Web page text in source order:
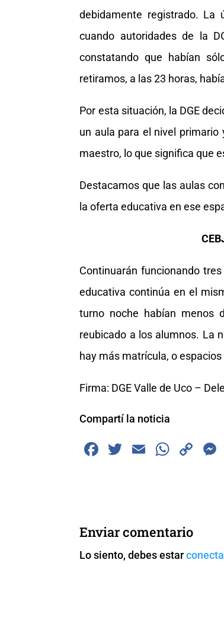
debidamente registrado.
cuando autoridades de la
constatando que habían
retiramos, a las 23 horas,
Por esta situación, la DGE
un aula para el nivel
maestro, lo que significa que
Destacamos que las aulas
la oferta educativa en ese
Continuarán funcionando
educativa continúa en el
turno noche habían menos
reubicado a los alumnos. La
hay más matrícula, o
Firma: DGE Valle de Uco –
Compartí la noticia
F
b
o
o
T
E
W
A
p
p
C
k
Enviar comentario
Lo siento, debes estar